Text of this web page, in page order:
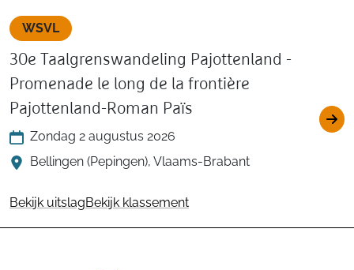
WSVL
30e Taalgrenswandeling Pajottenland -
Promenade le long de la frontière
Pajottenland-Roman Païs
Zondag 2 augustus 2026
Bellingen (Pepingen), Vlaams-Brabant
Bekijk uitslagBekijk klassement